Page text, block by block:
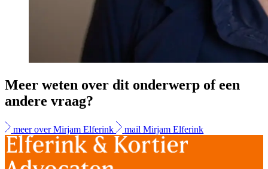
Meer weten over dit onderwerp of een
andere vraag?
meer over Mirjam Elferink mail Mirjam Elferink